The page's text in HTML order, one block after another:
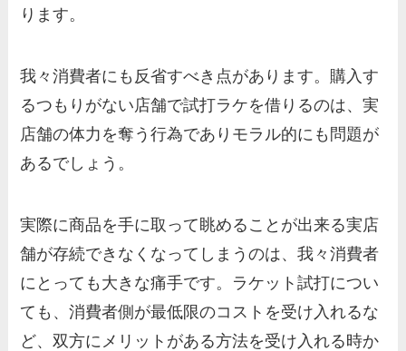
ります。
我々消費者にも反省すべき点があります。購入す
るつもりがない店舗で試打ラケを借りるのは、実
店舗の体力を奪う行為でありモラル的にも問題が
あるでしょう。
実際に商品を手に取って眺めることが出来る実店
舗が存続できなくなってしまうのは、我々消費者
にとっても大きな痛手です。ラケット試打につい
ても、消費者側が最低限のコストを受け入れるな
ど、双方にメリットがある方法を受け入れる時か